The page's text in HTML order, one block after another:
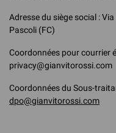
Adresse du siège social :
Pascoli (FC)
Coordonnées pour courrier
privacy@gianvitorossi.com
Coordonnées du Sous-
dpo@gianvitorossi.com